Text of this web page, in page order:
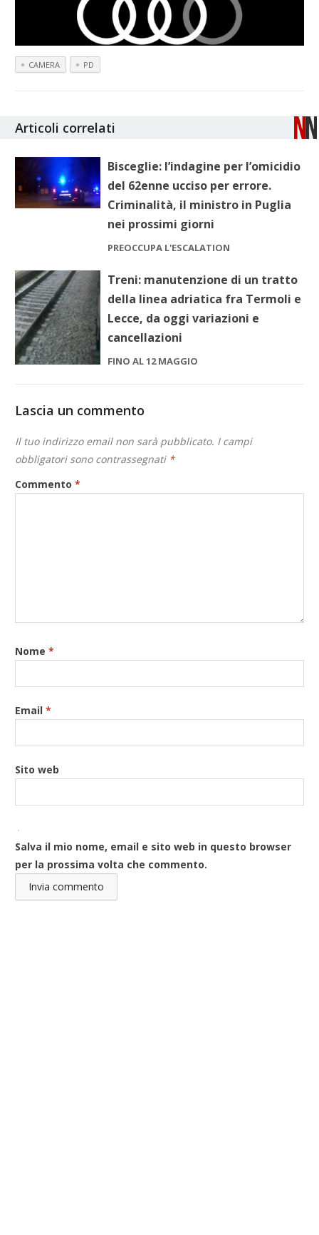
CAMERA PD
Articoli correlati
Bisceglie: l’indagine per l’omicidio
del 62enne ucciso per errore.
Criminalità, il ministro in Puglia
nei prossimi giorni
PREOCCUPA L'ESCALATION
Treni: manutenzione di un tratto
della linea adriatica fra Termoli e
Lecce, da oggi variazioni e
cancellazioni
FINO AL 12 MAGGIO
Lascia un commento
Il tuo indirizzo email non sarà pubblicato. I campi
obbligatori sono contrassegnati *
Commento*
Nome*
Email*
Sito web
Salva il mio nome, email e sito web in questo browser
per la prossima volta che commento.